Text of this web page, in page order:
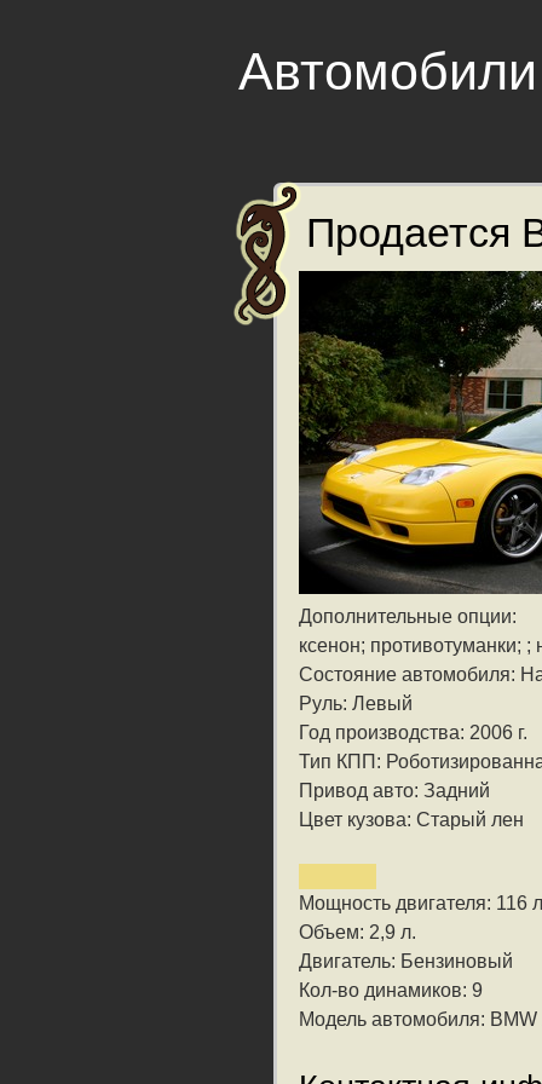
Автомобили
Продается
Дополнительные опции:
ксенон; противотуманки; ;
Состояние автомобиля:
Руль: Левый
Год производства: 2006 г.
Тип КПП:
Привод авто: Задний
Цвет кузова: Старый лен
Мощность двигателя: 116
Объем: 2,9 л.
Двигатель: Бензиновый
Кол-во динамиков: 9
Модель автомобиля: BMW